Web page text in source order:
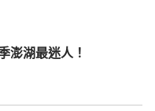
澎湖最迷人！